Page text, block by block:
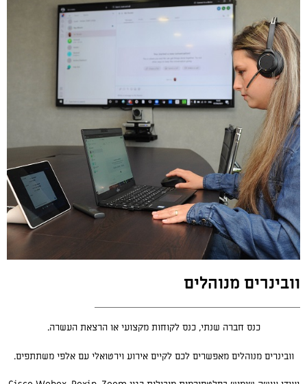
וובינרים מנוהלים
כנס חברה שנתי, כנס לקוחות מקצועי או הרצאת העשרה.
וובינרים מנוהלים מאפשרים לכם לקיים אירוע וירטואלי עם אלפי משתתפים.